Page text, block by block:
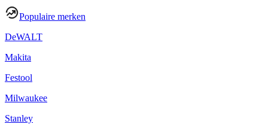
Populaire merken
DeWALT
Makita
Festool
Milwaukee
Stanley